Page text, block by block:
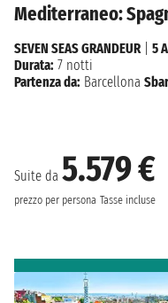
Mediterraneo:
Suite da 5.579 €
prezzo per persona Tasse incluse
SEVEN SEAS GRANDEUR| 5
Durata: 7 notti
Partenza da: Barcellona